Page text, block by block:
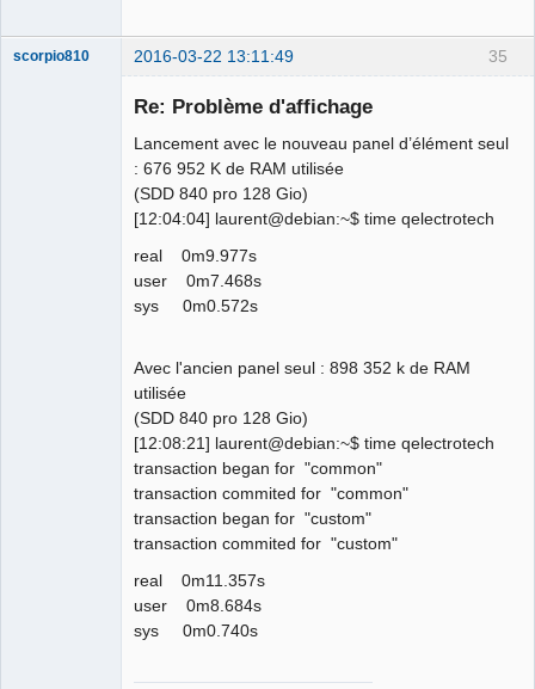
35
scorpio810 2016-03-22 13:11:49
Re: Problème d'affichage
Lancement avec le nouveau panel d’élément seul
: 676 952 K de RAM utilisée
(SDD 840 pro 128 Gio)
[12:04:04] laurent@debian:~$ time qelectrotech
real 0m9.977s
user 0m7.468s
sys 0m0.572s
Avec l'ancien panel seul : 898 352 k de RAM
utilisée
(SDD 840 pro 128 Gio)
[12:08:21] laurent@debian:~$ time qelectrotech
transaction began for "common"
transaction commited for "common"
transaction began for "custom"
transaction commited for "custom"
real 0m11.357s
user 0m8.684s
sys 0m0.740s